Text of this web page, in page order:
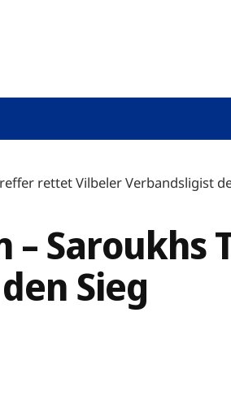
rettet Vilbeler Verbandsligist
–
Sieg